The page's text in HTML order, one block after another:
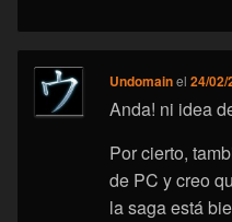
Undomainel24/
Anda! ni idea
Por cierto,
de PC y creo
la saga está